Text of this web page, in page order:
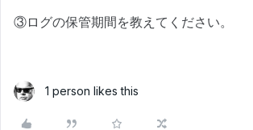
③ログの保管期間を教えてください。
1 person likes this